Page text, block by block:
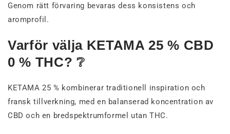
Genom rätt förvaring bevaras dess konsistens och
aromprofil.
Varför välja KETAMA 25 % CBD
0 % THC? ❔
KETAMA 25 % kombinerar traditionell inspiration och
fransk tillverkning, med en balanserad koncentration av
CBD och en bredspektrumformel utan THC.